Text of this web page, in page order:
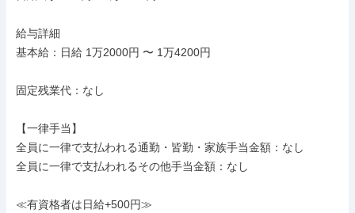
給与詳細
基本給：日給 1万2000円 〜 1万4200円
固定残業代：なし
【一律手当】
全員に一律で支払われる通勤・皆勤・家族手当金額：なし
全員に一律で支払われるその他手当金額：なし
≪有資格者は日給+500円≫